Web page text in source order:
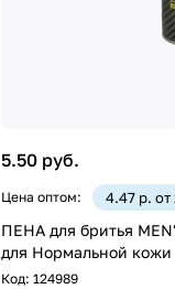
5.50 руб.
Цена оптом: 4.47 р.
ПЕНА для бритья
для Нормальной кожи
Код: 124989